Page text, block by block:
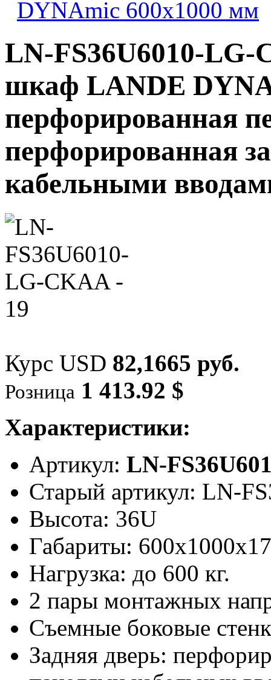
DYNAmic 600x1000 мм
LN-FS36U6010-
шкаф LANDE
перфорированная
перфорированная
кабельными
Курс USD 82,1665 руб.
Розница 1 413.92 $
Характеристики:
Артикул: LN-
Старый артикул: LN-
Высота: 36U
Габариты:
Нагрузка: до 600 кг.
2 пары монтажных
Съемные боковые
Задняя дверь: